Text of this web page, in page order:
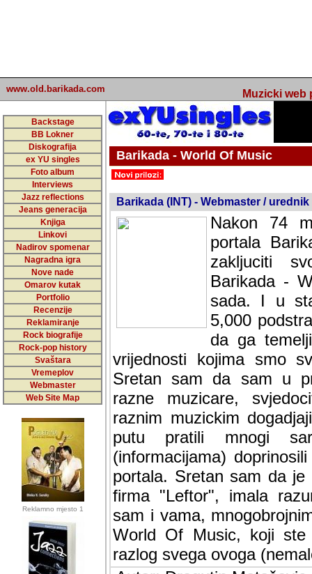
www.old.barikada.com Muzicki web
Backstage
BB Lokner
Diskografija
ex YU singles
Foto album
Interviews
Jazz reflections
Jeans generacija
Knjiga
Linkovi
Nadirov spomenar
Nagradna igra
Nove nade
Omarov kutak
Portfolio
Recenzije
Reklamiranje
Rock biografije
Rock-pop history
Svaštara
Vremeplov
Webmaster
Web Site Map
Reklamno mjesto 1
Barikada - World Of Music
Barikada (INT) - Webmaster / urednik
Nakon 74
portala
zakljuciti
Barikada -
sada. I u
5,000
da ga
vrijednosti kojima smo
Sretan sam da sam u
muzicare, svjedociti
muzickim dogadjajima...
mnogi saradnici koji
doprinosili vrijednosti i
sam da je i moj web
imala razumijevanja za
mnogobrojnim
Music, koji ste ga
ovoga (nemalog) rada.